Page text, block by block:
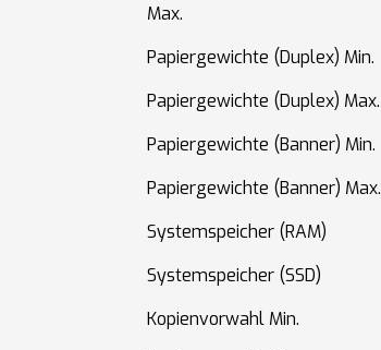
Max.
Papiergewichte (Duplex) Min.
Papiergewichte (Duplex) Max.
Papiergewichte (Banner) Min.
Papiergewichte (Banner) Max.
Systemspeicher (RAM)
Systemspeicher (SSD)
Kopienvorwahl Min.